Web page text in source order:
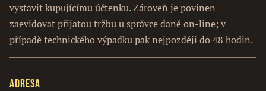
vystavit kupujícímu účtenku. Zároveň je povinen
zaevidovat přijatou tržbu u správce daně on-line; v
případě technického výpadku pak nejpozději do 48 hodin.
Adresa